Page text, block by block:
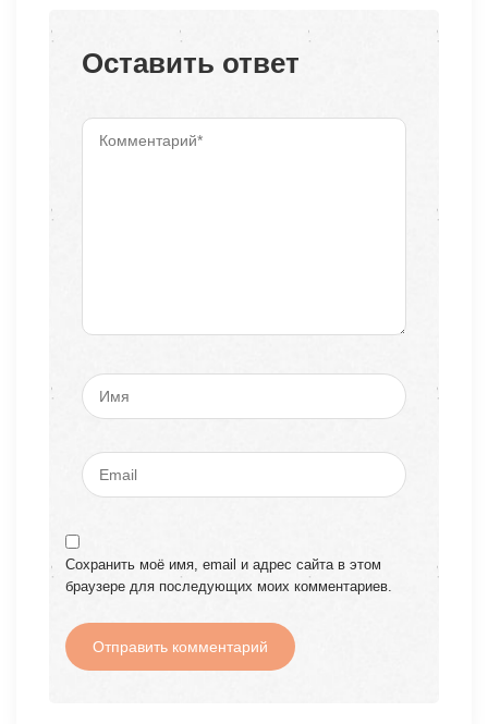
Оставить ответ
Сохранить моё имя, email и адрес сайта в этом
браузере для последующих моих комментариев.